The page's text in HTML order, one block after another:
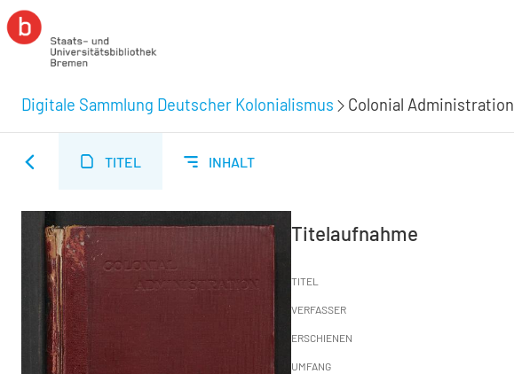
Digitale Sammlung Deutscher Kolonialismus Colonial Administration
TITEL INHALT
Titelaufnahme
TITEL
VERFASSER
ERSCHIENEN
UMFANG